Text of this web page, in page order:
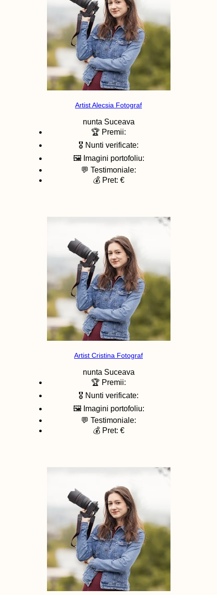
Artist Alecsia Fotograf
nunta Suceava
🏆 Premii:
🎖️ Nunti verificate:
🖼️ Imagini portofoliu:
💬 Testimoniale:
💰 Pret: €
Artist Cristina Fotograf
nunta Suceava
🏆 Premii:
🎖️ Nunti verificate:
🖼️ Imagini portofoliu:
💬 Testimoniale:
💰 Pret: €